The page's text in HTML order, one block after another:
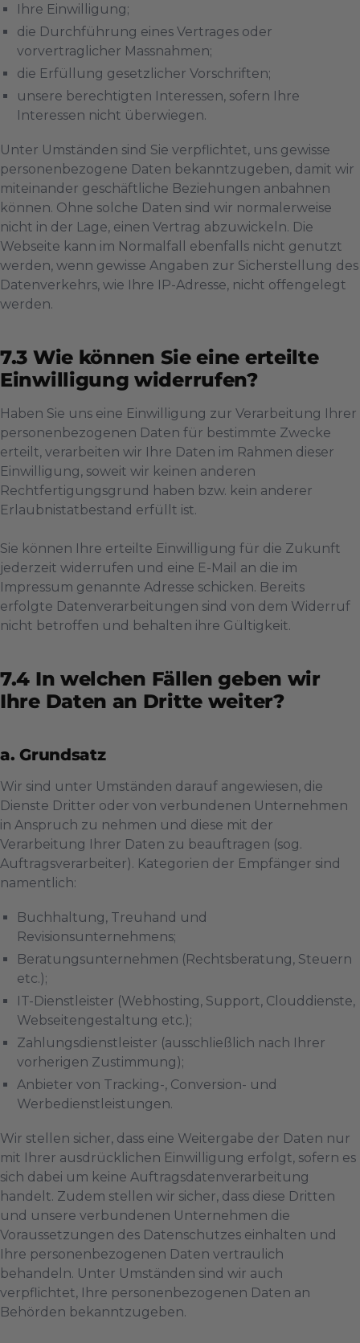
Ihre Einwilligung;
die Durchführung eines Vertrages oder
vorvertraglicher Massnahmen;
die Erfüllung gesetzlicher Vorschriften;
unsere berechtigten Interessen, sofern Ihre
Interessen nicht überwiegen.
Unter Umständen sind Sie verpflichtet, uns gewisse
personenbezogene Daten bekanntzugeben, damit wir
miteinander geschäftliche Beziehungen anbahnen
können. Ohne solche Daten sind wir normalerweise
nicht in der Lage, einen Vertrag abzuwickeln. Die
Webseite kann im Normalfall ebenfalls nicht genutzt
werden, wenn gewisse Angaben zur Sicherstellung des
Datenverkehrs, wie Ihre IP-Adresse, nicht offengelegt
werden.
Wie können Sie eine erteilte
Einwilligung widerrufen?
Haben Sie uns eine Einwilligung zur Verarbeitung Ihrer
personenbezogenen Daten für bestimmte Zwecke
erteilt, verarbeiten wir Ihre Daten im Rahmen dieser
Einwilligung, soweit wir keinen anderen
Rechtfertigungsgrund haben bzw. kein anderer
Erlaubnistatbestand erfüllt ist.
Sie können Ihre erteilte Einwilligung für die Zukunft
jederzeit widerrufen und eine E-Mail an die im
Impressum genannte Adresse schicken. Bereits
erfolgte Datenverarbeitungen sind von dem Widerruf
nicht betroffen und behalten ihre Gültigkeit.
In welchen Fällen geben wir
Ihre Daten an Dritte weiter?
a. Grundsatz
Wir sind unter Umständen darauf angewiesen, die
Dienste Dritter oder von verbundenen Unternehmen
in Anspruch zu nehmen und diese mit der
Verarbeitung Ihrer Daten zu beauftragen (sog.
Auftragsverarbeiter). Kategorien der Empfänger sind
namentlich:
Buchhaltung, Treuhand und
Revisionsunternehmens;
Beratungsunternehmen (Rechtsberatung, Steuern
etc.);
IT-Dienstleister (Webhosting, Support, Clouddienste,
Webseitengestaltung etc.);
Zahlungsdienstleister (ausschließlich nach Ihrer
vorherigen Zustimmung);
Anbieter von Tracking-, Conversion- und
Werbedienstleistungen.
Wir stellen sicher, dass eine Weitergabe der Daten nur
mit Ihrer ausdrücklichen Einwilligung erfolgt, sofern es
sich dabei um keine Auftragsdatenverarbeitung
handelt. Zudem stellen wir sicher, dass diese Dritten
und unsere verbundenen Unternehmen die
Voraussetzungen des Datenschutzes einhalten und
Ihre personenbezogenen Daten vertraulich
behandeln. Unter Umständen sind wir auch
verpflichtet, Ihre personenbezogenen Daten an
Behörden bekanntzugeben.